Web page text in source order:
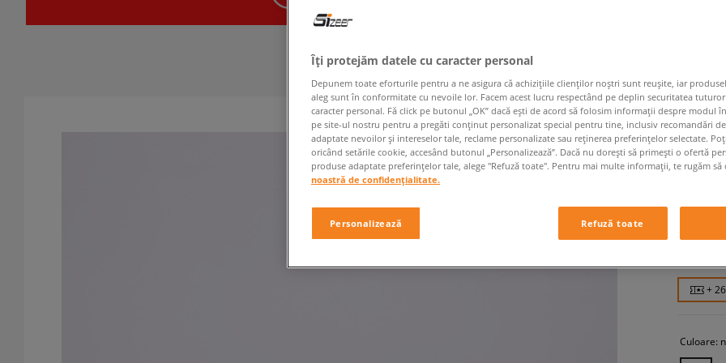
NIKE
copii,
259,99
299,99
+
Culoare:
Îți protejăm datele cu caracter personal
Depunem toate eforturile pentru a ne asigura că achizițiile clienților noștri sunt reușite, iar
aleg sunt în conformitate cu nevoile lor. Facem acest lucru respectând pe deplin securitatea
caracter personal. Fă click pe butonul „OK” dacă ești de acord să folosim informații despre modul
pe site-ul nostru pentru a pregăti conținut personalizat special pentru tine, inclusiv recomandări
adaptate nevoilor și intereselor tale, reclame personalizate sau reținerea preferințelor selectate.
oricând setările cookie, accesând butonul „Personalizează”. Dacă nu dorești să primești o ofertă
produse adaptate preferințelor tale, alege "Refuză toate". Pentru mai multe informații, te rugăm să
noastră de confidențialitate.
Personalizează Refuză toate